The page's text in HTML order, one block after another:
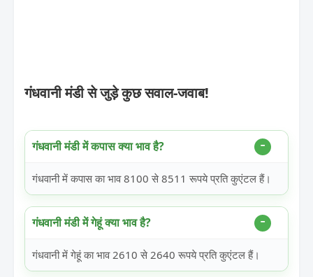
गंधवानी मंडी से जुड़े कुछ सवाल-जवाब!
गंधवानी मंडी में कपास क्या भाव है?
गंधवानी में कपास का भाव 8100 से 8511 रूपये प्रति कुएंटल हैं।
गंधवानी मंडी में गेहूं क्या भाव है?
गंधवानी में गेहूं का भाव 2610 से 2640 रूपये प्रति कुएंटल हैं।